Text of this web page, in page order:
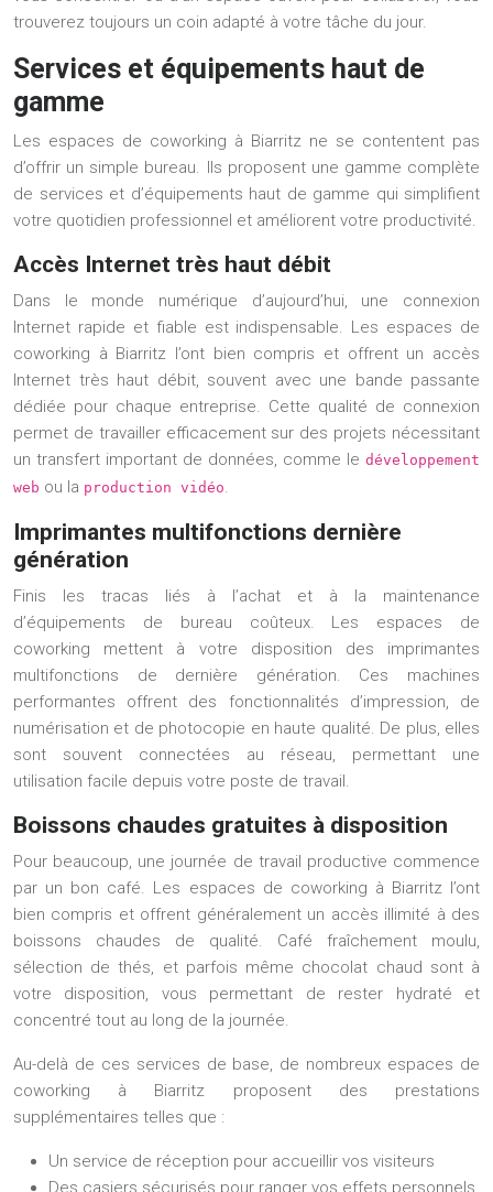
trouverez toujours un coin adapté à votre tâche du jour.
Services et équipements haut de
gamme
Les espaces de coworking à Biarritz ne se contentent pas
d’offrir un simple bureau. Ils proposent une gamme complète
de services et d’équipements haut de gamme qui simplifient
votre quotidien professionnel et améliorent votre productivité.
Accès Internet très haut débit
Dans le monde numérique d’aujourd’hui, une connexion
Internet rapide et fiable est indispensable. Les espaces de
coworking à Biarritz l’ont bien compris et offrent un accès
Internet très haut débit, souvent avec une bande passante
dédiée pour chaque entreprise. Cette qualité de connexion
permet de travailler efficacement sur des projets nécessitant
un transfert important de données, comme le développement
web ou la production vidéo.
Imprimantes multifonctions dernière
génération
Finis les tracas liés à l’achat et à la maintenance
d’équipements de bureau coûteux. Les espaces de
coworking mettent à votre disposition des imprimantes
multifonctions de dernière génération. Ces machines
performantes offrent des fonctionnalités d’impression, de
numérisation et de photocopie en haute qualité. De plus, elles
sont souvent connectées au réseau, permettant une
utilisation facile depuis votre poste de travail.
Boissons chaudes gratuites à disposition
Pour beaucoup, une journée de travail productive commence
par un bon café. Les espaces de coworking à Biarritz l’ont
bien compris et offrent généralement un accès illimité à des
boissons chaudes de qualité. Café fraîchement moulu,
sélection de thés, et parfois même chocolat chaud sont à
votre disposition, vous permettant de rester hydraté et
concentré tout au long de la journée.
Au-delà de ces services de base, de nombreux espaces de
coworking à Biarritz proposent des prestations
supplémentaires telles que :
Un service de réception pour accueillir vos visiteurs
Des casiers sécurisés pour ranger vos effets personnels